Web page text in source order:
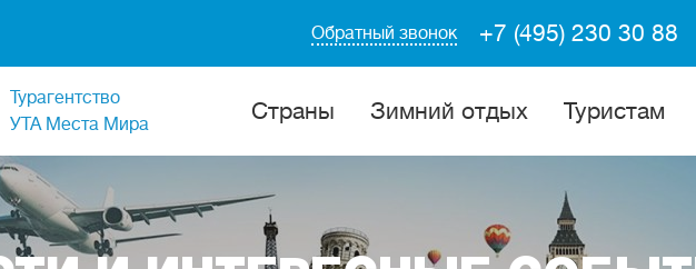
+7 (495) 230 30 88
Обратный звонок
Турагентство
УТА Места Мира
Cтраны Зимний отдых Туристам